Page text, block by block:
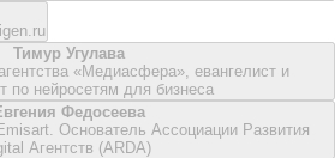
Тимур Угулава
«Медиасфера», евангелист и
по нейросетям для бизнеса
Федосеева
Основатель Ассоциации Развития
Агентств (ARDA)